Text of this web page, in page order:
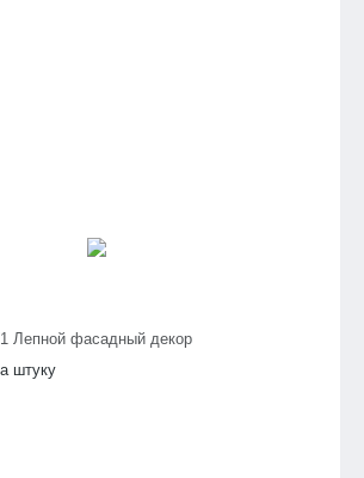
Лепной фасадный декор
штуку